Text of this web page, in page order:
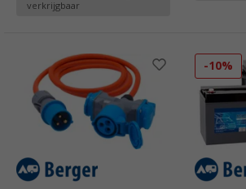
verkrijgbaar
-10%